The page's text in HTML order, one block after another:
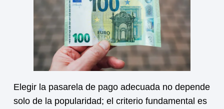
Elegir la pasarela de pago adecuada no depende
solo de la popularidad; el criterio fundamental es